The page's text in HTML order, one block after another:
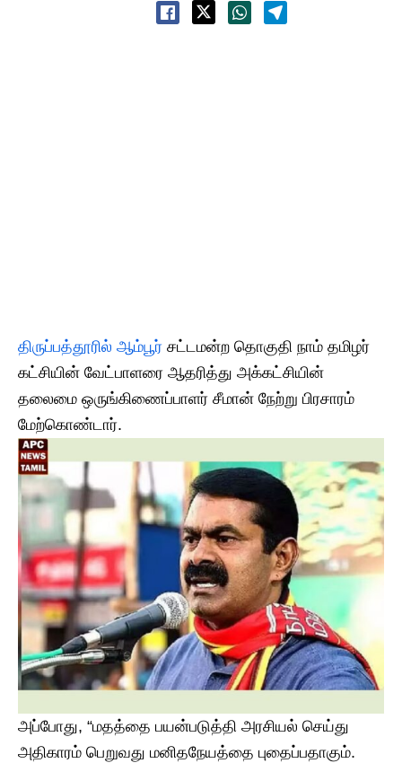
திருப்பத்தூரில் ஆம்பூர் சட்டமன்ற தொகுதி நாம் தமிழர்
கட்சியின் வேட்பாளரை ஆதரித்து அக்கட்சியின்
தலைமை ஒருங்கிணைப்பாளர் சீமான் நேற்று பிரசாரம்
மேற்கொண்டார்.
அப்போது, “மதத்தை பயன்படுத்தி அரசியல் செய்து
அதிகாரம் பெறுவது மனிதநேயத்தை புதைப்பதாகும்.